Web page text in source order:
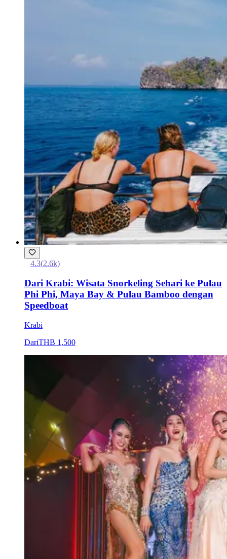
4.3(2.6k)
Dari Krabi: Wisata Snorkeling Sehari ke Pulau
Phi Phi, Maya Bay & Pulau Bamboo dengan
Speedboat
Krabi
DariTHB 1,500